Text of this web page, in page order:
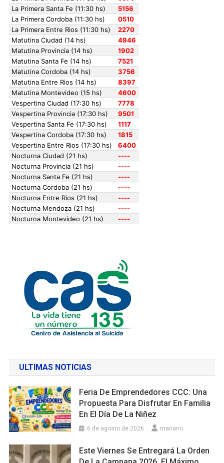
ULTIMAS NOTICIAS
Feria De Emprendedores CCC: Una
Propuesta Para Disfrutar En Familia
En El Día De La Niñez
6 de agosto de 2026 mariano
Este Viernes Se Entregará La Orden